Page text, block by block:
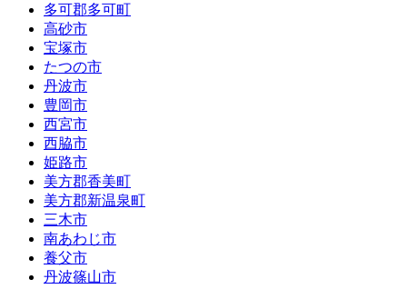
多可郡多可町
高砂市
宝塚市
たつの市
丹波市
豊岡市
西宮市
西脇市
姫路市
美方郡香美町
美方郡新温泉町
三木市
南あわじ市
養父市
丹波篠山市